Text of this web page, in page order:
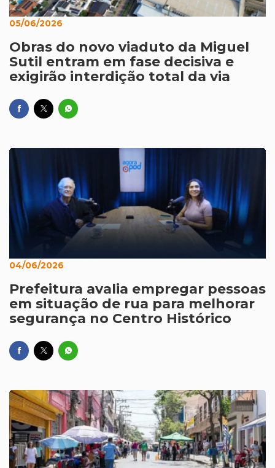
05/06/2026
Obras do novo viaduto da Miguel
Sutil entram em fase decisiva e
exigirão interdição total da via
04/06/2026
Prefeitura avalia empregar pessoas
em situação de rua para melhorar
segurança no Centro Histórico